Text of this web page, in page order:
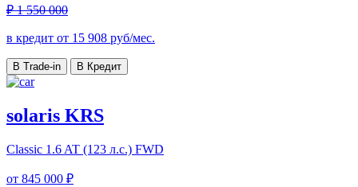
₽ 1 550 000
в кредит от 15 908 руб/мес.
В Trade-in В Кредит
solaris KRS
Classic 1.6 AT (123 л.с.) FWD
от 845 000 ₽